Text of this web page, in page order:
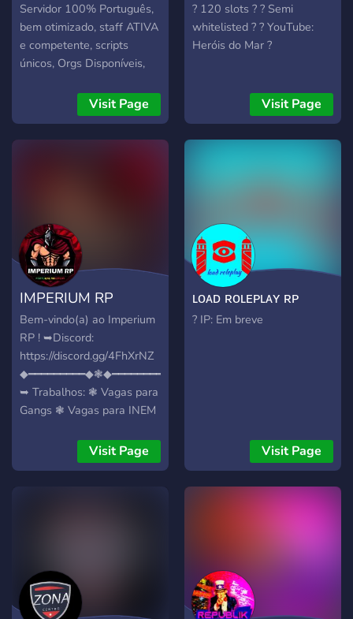
Servidor 100% Português,
bem otimizado, staff ATIVA
e competente, scripts
únicos, Orgs Disponíveis,
Visit Page
? 120 slots ? ? Semi
whitelisted ? ? YouTube:
Heróis do Mar ?
Visit Page
IMPERIUM RP
Bem-vindo(a) ao Imperium
RP ! ➥Discord:
https://discord.gg/4FhXrNZ
◆━━━━━━━━━◆❃◆━━━━━━━━━◆
➥ Trabalhos: ❃ Vagas para
Gangs ❃ Vagas para INEM
◆━━━━━━━━━◆❃◆━━━━━━━━━◆
➥ Base ESX! ➥ Carros
◆━━━━━━━━━◆❃◆━━━━━━━━━◆
➥ Vem jogar connosco e
mais que tudo, diverte-te!
Visit Page
ʟᴏᴀᴅ ʀᴏʟᴇᴘʟᴀʏ ʀᴘ
? IP: Em breve
Visit Page